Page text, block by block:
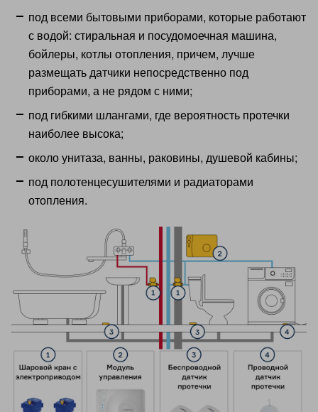
под всеми бытовыми приборами, которые работают
с водой: стиральная и посудомоечная машина,
бойлеры, котлы отопления, причем, лучше
размещать датчики непосредственно под
приборами, а не рядом с ними;
под гибкими шлангами, где вероятность протечки
наиболее высока;
около унитаза, ванны, раковины, душевой кабины;
под полотенцесушителями и радиаторами
отопления.